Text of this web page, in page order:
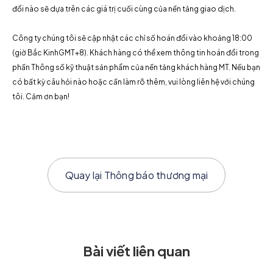
đổi nào sẽ dựa trên các giá trị cuối cùng của nền tảng giao dịch.
Công ty chúng tôi sẽ cập nhật các chỉ số hoán đổi vào khoảng 18:00
(giờ Bắc KinhGMT+8). Khách hàng có thể xem thông tin hoán đổi trong
phần Thông số kỹ thuật sản phẩm của nền tảng khách hàng MT. Nếu bạn
có bất kỳ câu hỏi nào hoặc cần làm rõ thêm, vui lòng liên hệ với chúng
tôi. Cảm ơn bạn!
Quay lại Thông báo thương mại
Bài viết liên quan